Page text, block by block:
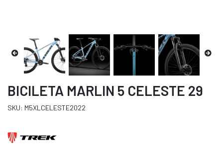
BICILETA MARLIN 5 CELESTE 29
SKU: M5XLCELESTE2022